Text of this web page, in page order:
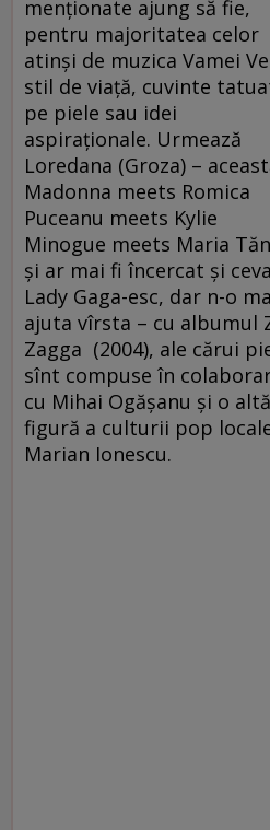
menţionate ajung să fie,
pentru majoritatea celor
atinşi de muzica Vamei
stil de viaţă, cuvinte
pe piele sau idei
aspiraţionale. Urmează
Loredana (Groza) –
Madonna meets Romica
Puceanu meets Kylie
Minogue meets Maria
şi ar mai fi încercat şi ceva
Lady Gaga-esc, dar n-o
ajuta vîrsta – cu albumul
Zagga (2004), ale cărui
sînt compuse în
cu Mihai Ogăşanu şi o altă
figură a culturii pop
Marian Ionescu.